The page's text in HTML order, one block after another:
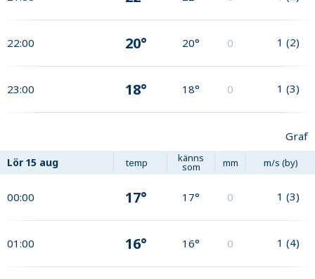
22:00 20° 20° 0 1 (2)
23:00 18° 18° 0 1 (3)
Graf
Lör 15 aug temp känns
som mm m/s (by)
00:00 17° 17° 0 1 (3)
01:00 16° 16° 0 1 (4)